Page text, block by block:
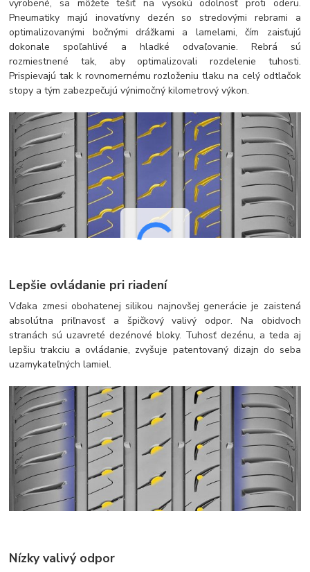
vyrobené, sa môžete tešiť na vysokú odolnosť proti oderu.
Pneumatiky majú inovatívny dezén so stredovými rebrami a
optimalizovanými bočnými drážkami a lamelami, čím zaisťujú
dokonale spoľahlivé a hladké odvaľovanie. Rebrá sú
rozmiestnené tak, aby optimalizovali rozdelenie tuhosti.
Prispievajú tak k rovnomernému rozloženiu tlaku na celý odtlačok
stopy a tým zabezpečujú výnimočný kilometrový výkon.
Lepšie ovládanie pri riadení
Vďaka zmesi obohatenej silikou najnovšej generácie je zaistená
absolútna priľnavosť a špičkový valivý odpor. Na obidvoch
stranách sú uzavreté dezénové bloky. Tuhosť dezénu, a teda aj
lepšiu trakciu a ovládanie, zvyšuje patentovaný dizajn do seba
uzamykateľných lamiel.
Nízky valivý odpor